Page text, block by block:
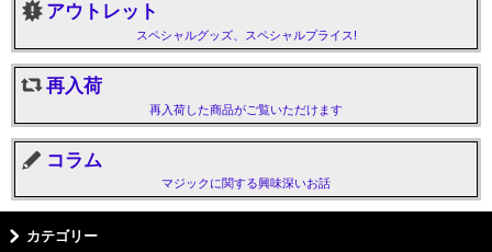
アウトレット
スペシャルグッズ、スペシャルプライス!
再入荷
再入荷した商品がご覧いただけます
コラム
マジックに関する興味深いお話
カテゴリー